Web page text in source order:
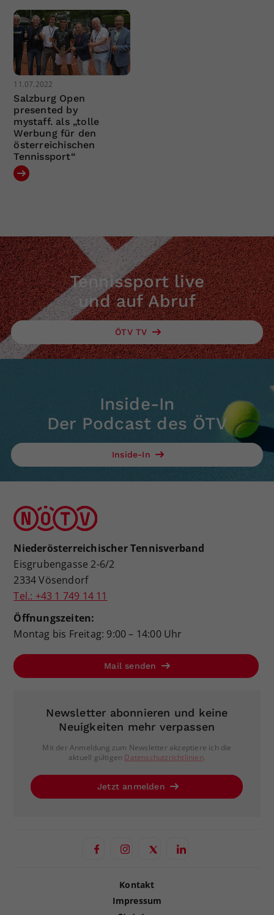
11.07.2022
Salzburg Open
presented by
mystaff. als „tolle
Werbung für den
österreichischen
Tennissport“
Tennissport live
und auf Abruf
ÖTV TV
Inside-In
Der Podcast des ÖTV
Inside-In
Niederösterreichischer Tennisverband
Eisgrubengasse 2-6/2
2334 Vösendorf
Tel.: +43 1 749 14 11
Öffnungszeiten:
Montag bis Freitag: 9:00 – 14:00 Uhr
Mail senden
Newsletter abonnieren und keine
Neuigkeiten mehr verpassen
Mit der Anmeldung zum Newsletter akzeptiere ich die
aktuell gültigen Datenschutzrichtlinien.
Jetzt anmelden
Kontakt
Impressum